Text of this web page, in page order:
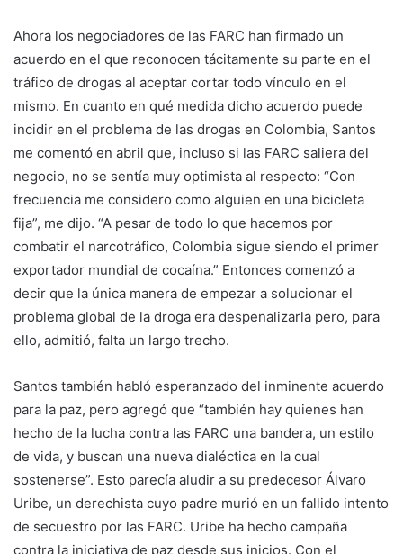
Ahora los negociadores de las FARC han firmado un
acuerdo en el que reconocen tácitamente su parte en el
tráfico de drogas al aceptar cortar todo vínculo en el
mismo. En cuanto en qué medida dicho acuerdo puede
incidir en el problema de las drogas en Colombia, Santos
me comentó en abril que, incluso si las FARC saliera del
negocio, no se sentía muy optimista al respecto: “Con
frecuencia me considero como alguien en una bicicleta
fija”, me dijo. “A pesar de todo lo que hacemos por
combatir el narcotráfico, Colombia sigue siendo el primer
exportador mundial de cocaína.” Entonces comenzó a
decir que la única manera de empezar a solucionar el
problema global de la droga era despenalizarla pero, para
ello, admitió, falta un largo trecho.
Santos también habló esperanzado del inminente acuerdo
para la paz, pero agregó que “también hay quienes han
hecho de la lucha contra las FARC una bandera, un estilo
de vida, y buscan una nueva dialéctica en la cual
sostenerse”. Esto parecía aludir a su predecesor Álvaro
Uribe, un derechista cuyo padre murió en un fallido intento
de secuestro por las FARC. Uribe ha hecho campaña
contra la iniciativa de paz desde sus inicios. Con el